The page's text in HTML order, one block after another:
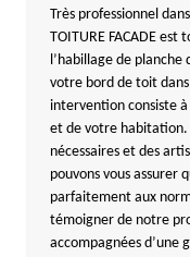
Très professionnel
TOITURE FACADE
l’habillage de
votre bord de toit
intervention consiste
et de votre habitation.
nécessaires et des
pouvons vous assurer
parfaitement aux
témoigner de notre
accompagnées d’une